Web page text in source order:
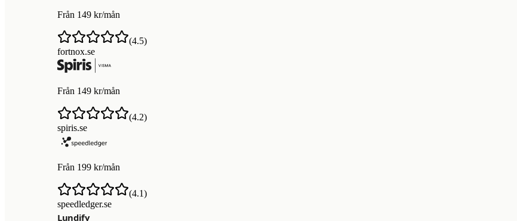
Från 149 kr/mån
(4.5)
fortnox.se
Från 149 kr/mån
(4.2)
spiris.se
Från 199 kr/mån
(4.1)
speedledger.se